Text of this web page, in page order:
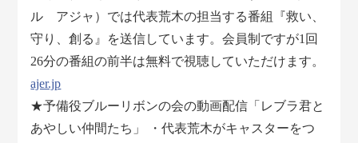
ル アジャ）では代表荒木の担当する番組『救い、
守り、創る』を送信しています。会員制ですが1回
26分の番組の前半は無料で視聴していただけます。
ajer.jp
★予備役ブルーリボンの会の動画配信「レブラ君と
あやしい仲間たち」 ・代表荒木がキャスターをつ